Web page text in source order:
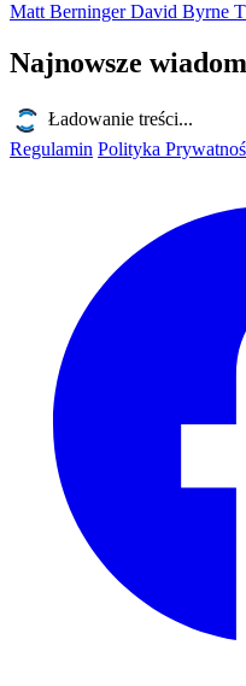
Matt BerningerDavid Byrne
Najnowsze
Ładowanie treści...
Regulamin Polityka